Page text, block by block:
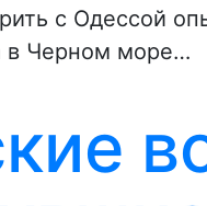
с Одессой
в Черном море…